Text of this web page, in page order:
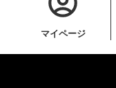
マイページ